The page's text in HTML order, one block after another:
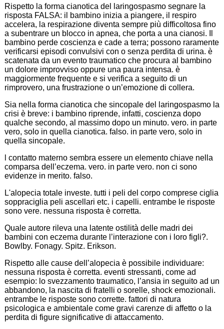
Rispetto la forma cianotica del laringospasmo segnare la
risposta FALSA: il bambino inizia a piangere, il respiro
accelera, la respirazione diventa sempre più difficoltosa fino
a subentrare un blocco in apnea, che porta a una cianosi. Il
bambino perde coscienza e cade a terra; possono raramente
verificarsi episodi convulsivi con o senza perdita di urina. è
scatenata da un evento traumatico che procura al bambino
un dolore improvviso oppure una paura intensa. è
maggiormente frequente e si verifica a seguito di un
rimprovero, una frustrazione o un’emozione di collera.
Sia nella forma cianotica che sincopale del laringospasmo la
crisi è breve: i bambino riprende, infatti, coscienza dopo
qualche secondo, al massimo dopo un minuto. vero. in parte
vero, solo in quella cianotica. falso. in parte vero, solo in
quella sincopale.
l contatto materno sembra essere un elemento chiave nella
comparsa dell’eczema. vero. in parte vero. non ci sono
evidenze in merito. falso.
L'alopecia totale investe. tutti i peli del corpo comprese ciglia
soppraciglia peli ascellari etc. i capelli. entrambe le risposte
sono vere. nessuna risposta è corretta.
Quale autore rileva una latente ostilità delle madri dei
bambini con eczema durante l’interazione con i loro figli?.
Bowlby. Fonagy. Spitz. Erikson.
Rispetto alle cause dell’alopecia è possibile individuare:
nessuna risposta è corretta. eventi stressanti, come ad
esempio: lo svezzamento traumatico, l’ansia in seguito ad un
abbandono, la nascita di fratelli o sorelle, shock emozionali.
entrambe le risposte sono corrette. fattori di natura
psicologica e ambientale come gravi carenze di affetto o la
perdita di figure significative di attaccamento.